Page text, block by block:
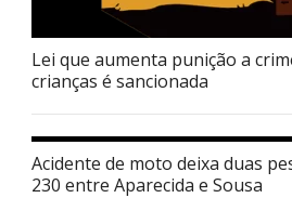
Lei que aumenta punição a
crianças é sancionada
Acidente de moto deixa duas
230 entre Aparecida e Sousa